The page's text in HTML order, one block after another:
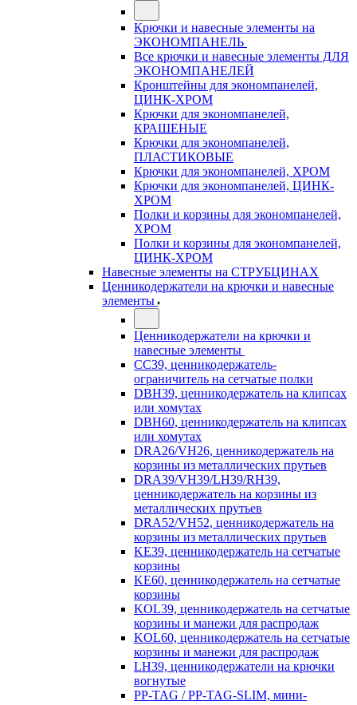
Крючки и навесные элементы на
ЭКОНОМПАНЕЛЬ
Все крючки и навесные элементы ДЛЯ
ЭКОНОМПАНЕЛЕЙ
Кронштейны для экономпанелей,
ЦИНК-ХРОМ
Крючки для экономпанелей,
КРАШЕНЫЕ
Крючки для экономпанелей,
ПЛАСТИКОВЫЕ
Крючки для экономпанелей, ХРОМ
Крючки для экономпанелей, ЦИНК-
ХРОМ
Полки и корзины для экономпанелей,
ХРОМ
Полки и корзины для экономпанелей,
ЦИНК-ХРОМ
Навесные элементы на СТРУБЦИНАХ
Ценникодержатели на крючки и навесные
элементы
Ценникодержатели на крючки и
навесные элементы
CC39, ценникодержатель-
ограничитель на сетчатые полки
DBH39, ценникодержатель на клипсах
или хомутах
DBH60, ценникодержатель на клипсах
или хомутах
DRA26/VH26, ценникодержатель на
корзины из металлических прутьев
DRA39/VH39/LH39/RH39,
ценникодержатель на корзины из
металлических прутьев
DRA52/VH52, ценникодержатель на
корзины из металлических прутьев
KE39, ценникодержатель на сетчатые
корзины
KE60, ценникодержатель на сетчатые
корзины
KOL39, ценникодержатель на сетчатые
корзины и манежи для распродаж
KOL60, ценникодержатель на сетчатые
корзины и манежи для распродаж
LH39, ценникодержатели на крючки
вогнутые
PP-TAG / PP-TAG-SLIM, мини-